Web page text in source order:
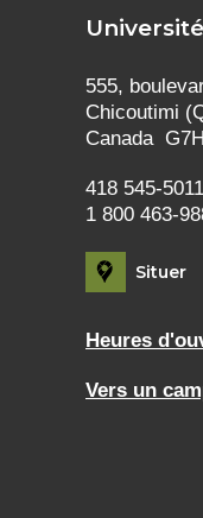
555,
Chicoutimi
Canada
418 545-5011
1 800 463-
Situer
Heures
Vers un